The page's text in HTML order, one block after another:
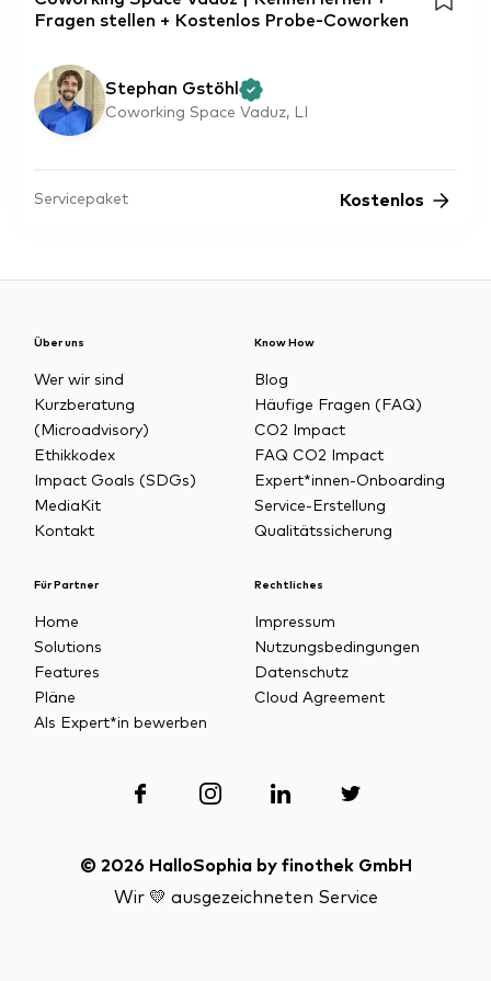
Fragen stellen + Kostenlos Probe-Coworken
Stephan Gstöhl
Coworking Space Vaduz, LI
Servicepaket Kostenlos
Über uns
Wer wir sind
Kurzberatung
(Microadvisory)
Ethikkodex
Impact Goals (SDGs)
MediaKit
Kontakt
Know How
Blog
Häufige Fragen (FAQ)
CO2 Impact
FAQ CO2 Impact
Expert*innen-Onboarding
Service-Erstellung
Qualitätssicherung
Für Partner
Home
Solutions
Features
Pläne
Als Expert*in bewerben
Rechtliches
Impressum
Nutzungsbedingungen
Datenschutz
Cloud Agreement
© 2026 HalloSophia by finothek GmbH
Wir 💛 ausgezeichneten Service